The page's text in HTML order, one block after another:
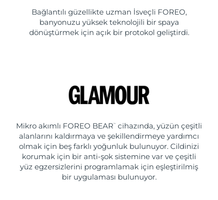
Bağlantılı güzellikte uzman İsveçli FOREO,
banyonuzu yüksek teknolojili bir spaya
dönüştürmek için açık bir protokol geliştirdi.
Mikro akımlı FOREO BEAR ™
cihazında, yüzün çeşitli
alanlarını kaldırmaya ve şekillendirmeye yardımcı
olmak için beş farklı yoğunluk bulunuyor. Cildinizi
korumak için bir anti-şok sistemine var ve çeşitli
yüz egzersizlerini programlamak için eşleştirilmiş
bir uygulaması bulunuyor.